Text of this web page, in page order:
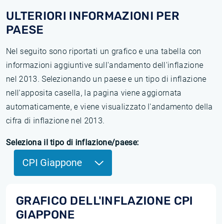
ULTERIORI INFORMAZIONI PER
PAESE
Nel seguito sono riportati un grafico e una tabella con
informazioni aggiuntive sull'andamento dell'inflazione
nel 2013. Selezionando un paese e un tipo di inflazione
nell'apposita casella, la pagina viene aggiornata
automaticamente, e viene visualizzato l'andamento della
cifra di inflazione nel 2013.
Seleziona il tipo di inflazione/paese:
CPI Giappone
GRAFICO DELL'INFLAZIONE CPI
GIAPPONE